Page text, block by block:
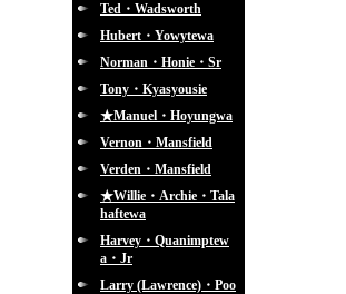
Ted・Wadsworth
Hubert・Yowytewa
Norman・Honie・Sr
Tony・Kyasyousie
★Manuel・Hoyungwa
Vernon・Mansfield
Verden・Mansfield
★Willie・Archie・Tala
haftewa
Harvey・Quanimptew
a・Jr
Larry (Lawrence)・Poo